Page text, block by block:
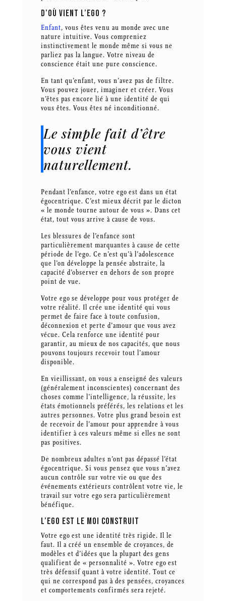
D’OÙ VIENT L’EGO ?
Enfant, vous êtes venu au monde avec une
nature intuitive. Vous compreniez
instinctivement le monde même si vous ne
parliez pas la langue. Votre niveau de
conscience était une pure conscience.
En tant qu’enfant, vous n’avez pas de filtre.
Vous pouvez jouer, imaginer et créer. Vous
n’êtes pas encore lié à une identité de qui
vous êtes. Vous êtes né inconditionné.
Le simple fait d’être
vous vient
naturellement.
Pendant l’enfance, votre ego est dans un état
égocentrique. C’est mieux décrit par le dicton
« le monde tourne autour de vous ». Dans cet
état, tout vous arrive à cause de vous.
Les blessures de l’enfance sont
particulièrement marquantes à cause de cette
période de l’ego. Ce n’est qu’à l’adolescence
que l’on développe la pensée abstraite, la
capacité d’observer en dehors de son propre
point de vue.
Votre ego se développe pour vous protéger de
votre réalité. Il crée une identité qui vous
permet de faire face à toute confusion,
déconnexion et perte d’amour que vous avez
vécue. Cela renforce une identité pour
garantir, au mieux de nos capacités, que nous
pouvons toujours recevoir tout l’amour
disponible.
En vieillissant, on vous a enseigné des valeurs
(généralement inconscientes) concernant des
choses comme l’intelligence, la réussite, les
états émotionnels préférés, les relations et les
autres personnes. Votre plus grand besoin est
de recevoir de l’amour pour apprendre à vous
identifier à ces valeurs même si elles ne sont
pas positives.
De nombreux adultes n’ont pas dépassé l’état
égocentrique. Si vous pensez que vous n’avez
aucun contrôle sur votre vie ou que des
événements extérieurs contrôlent votre vie, le
travail sur votre ego sera particulièrement
bénéfique.
L’EGO EST LE MOI CONSTRUIT
Votre ego est une identité très rigide. Il le
faut. Il a créé un ensemble de croyances, de
modèles et d’idées que la plupart des gens
qualifient de « personnalité ». Votre ego est
très défensif quant à votre identité. Tout ce
qui ne correspond pas à des pensées, croyances
et comportements confirmés sera rejeté.